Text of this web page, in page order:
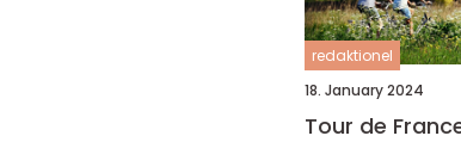
redaktionel
18. January 2024
Tour de